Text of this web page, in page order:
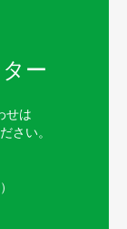
ー
せは
さい。